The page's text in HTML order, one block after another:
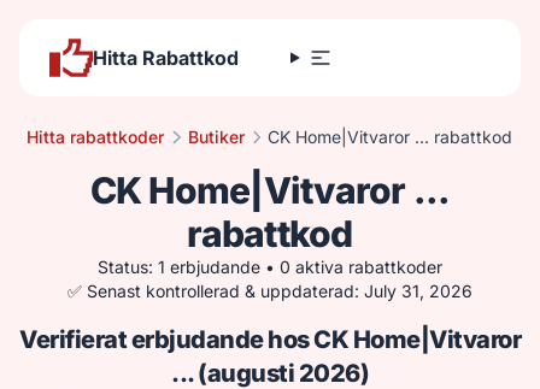
Hitta Rabattkod
Hitta rabattkoder Butiker CK Home|Vitvaror ... rabattkod
CK Home|Vitvaror ...
rabattkod
Status: 1 erbjudande • 0 aktiva rabattkoder
✅ Senast kontrollerad & uppdaterad: July 31, 2026
Verifierat erbjudande hos CK Home|Vitvaror
... (augusti 2026)